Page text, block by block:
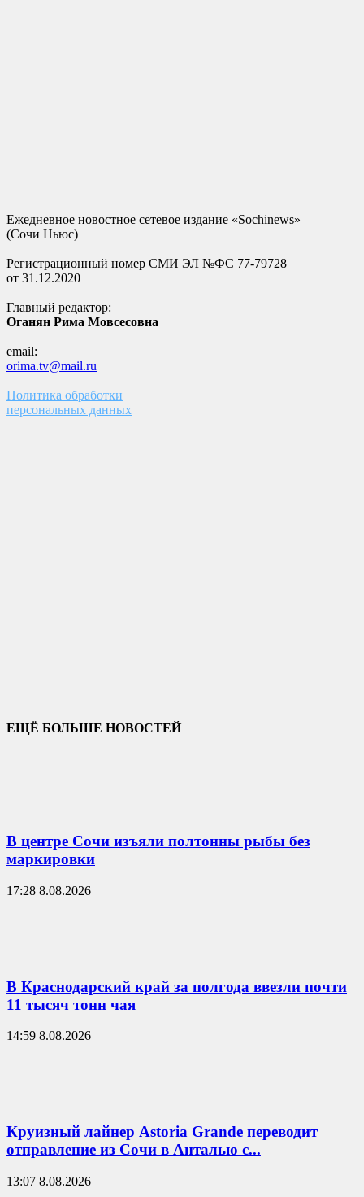
Ежедневное новостное сетевое издание «Sochinews»
(Сочи Ньюс)
Регистрационный номер СМИ ЭЛ №ФС 77-79728
от 31.12.2020
Главный редактор:
Оганян Рима Мовсесовна
email:
orima.tv@mail.ru
Политика обработки
персональных данных
ЕЩЁ БОЛЬШЕ НОВОСТЕЙ
В центре Сочи изъяли полтонны рыбы без
маркировки
17:28 8.08.2026
В Краснодарский край за полгода ввезли почти
11 тысяч тонн чая
14:59 8.08.2026
Круизный лайнер Astoria Grande переводит
отправление из Сочи в Анталью с...
13:07 8.08.2026